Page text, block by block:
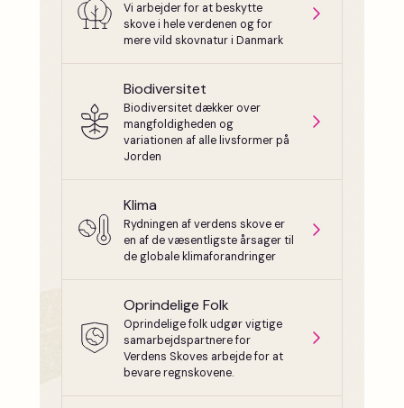
Vi arbejder for at beskytte
skove i hele verdenen og for
mere vild skovnatur i Danmark
Biodiversitet
Biodiversitet dækker over
mangfoldigheden og
variationen af alle livsformer på
Jorden
Klima
Rydningen af verdens skove er
en af de væsentligste årsager til
de globale klimaforandringer
Oprindelige Folk
Oprindelige folk udgør vigtige
samarbejdspartnere for
Verdens Skoves arbejde for at
bevare regnskovene.